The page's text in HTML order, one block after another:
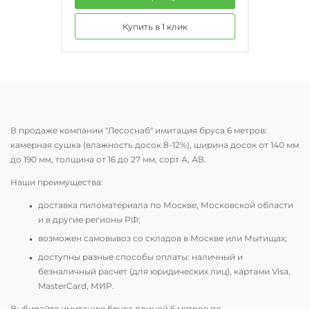
Купить в 1 клик
В продаже компании "Лесоснаб" имитация бруса 6 метров:
камерная сушка (влажность досок 8-12%), ширина досок от 140 мм
до 190 мм, толщина от 16 до 27 мм, сорт А, АВ.
Наши преимущества:
доставка пиломатериала по Москве, Московской области
и в другие регионы РФ;
возможен самовывоз со складов в Москве или Мытищах;
доступны разные способы оплаты: наличный и
безналичный расчет (для юридических лиц), картами Visa,
MasterCard, МИР.